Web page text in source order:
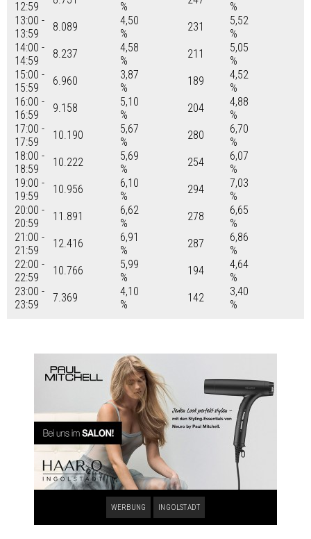
12:59
%
%
13:00 -
13:59
8.089
4,50
%
231
5,52
%
14:00 -
14:59
8.237
4,58
%
211
5,05
%
15:00 -
15:59
6.960
3,87
%
189
4,52
%
16:00 -
16:59
9.158
5,10
%
204
4,88
%
17:00 -
17:59
10.190
5,67
%
280
6,70
%
18:00 -
18:59
10.222
5,69
%
254
6,07
%
19:00 -
19:59
10.956
6,10
%
294
7,03
%
20:00 -
20:59
11.891
6,62
%
278
6,65
%
21:00 -
21:59
12.416
6,91
%
287
6,86
%
22:00 -
22:59
10.766
5,99
%
194
4,64
%
23:00 -
23:59
7.369
4,10
%
142
3,40
%
WERBUNG INGOLSTADT